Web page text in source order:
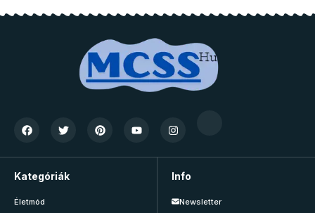
Kategóriák
Életmód
Info
Newsletter